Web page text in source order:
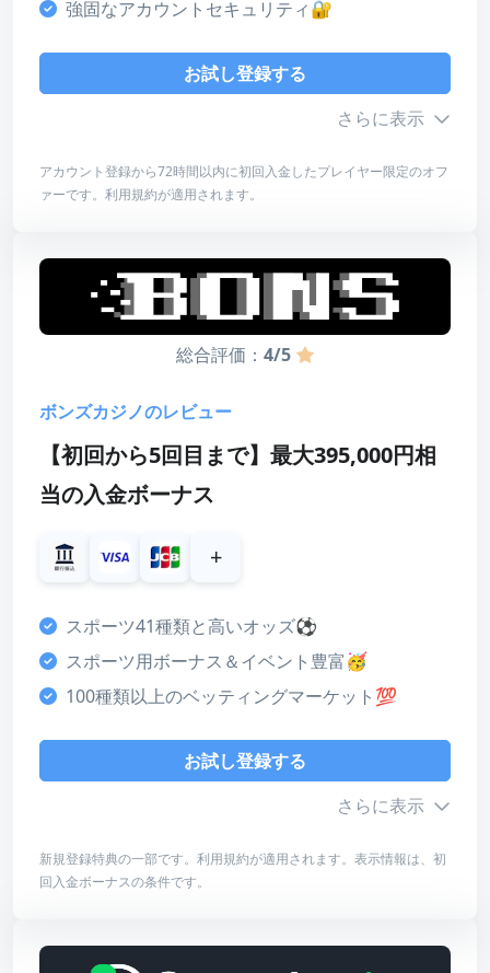
ライセンス・安全性
4
5
総合評価
お試し登録する
レビューを読む
強固なアカウントセキュリティ🔐
お試し登録する
さらに表示
ボーナス詳細
最高額 650ドル
有効期限
スコア
ボーナス
ライセンス・安全性
3
5
総合評価
アカウント登録から72時間以内に初回入金したプレイヤー限定のオフ
ァーです。利用規約が適用されます。
総合評価： 4/5
ボンズカジノのレビュー
【初回から5回目まで】最大395,000円相
当の入金ボーナス
+
スポーツ41種類と高いオッズ⚽
スポーツ用ボーナス＆イベント豊富🥳
100種類以上のベッティングマーケット💯
お試し登録する
さらに表示
ボーナス詳細
新規登録特典の一部です。利用規約が適用されます。表示情報は、初
回入金ボーナスの条件です。